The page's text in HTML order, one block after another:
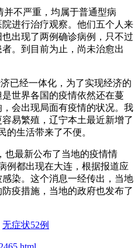
并不严重，均属于普通型病
进行治疗观察。他们五个人来
出现了两例确诊病例，只不过
。到目前为止，尚未治愈出
已经一体化，为了实现经济的
世界各国的疫情依然还在蔓
会出现局面有疫情的状况。我
易繁殖，辽宁本土最近新增了
的生活带来了不便。
也最新公布了当地的疫情情
例都出现在大连，根据报道应
染。这个消息一经传出，当地
疫措施，当地的政府也发布了
无症状52例